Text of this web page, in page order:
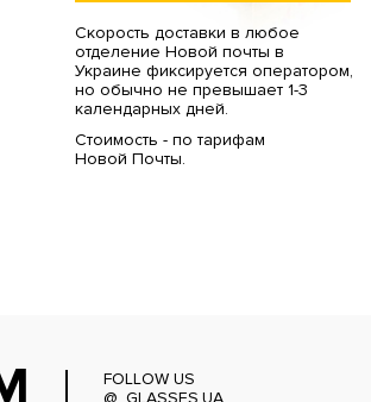
Скорость доставки в любое
отделение Новой почты в
Украине фиксируется оператором,
но обычно не превышает 1-3
календарных дней.
Стоимость - по тарифам
Новой Почты.
FOLLOW US